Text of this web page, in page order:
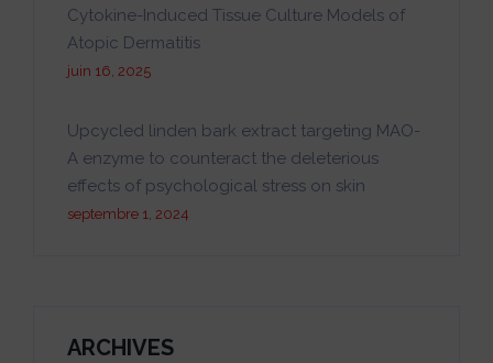
Cytokine-Induced Tissue Culture Models of
Atopic Dermatitis
juin 16, 2025
Upcycled linden bark extract targeting MAO-
A enzyme to counteract the deleterious
effects of psychological stress on skin
septembre 1, 2024
ARCHIVES